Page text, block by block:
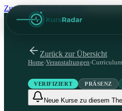
Zum Hauptinhalt springen
Zurück zur Übersicht
Home›Veranstaltungen›
VERIFIZIERT PRÄSENZ
Neue Kurse zu diesem